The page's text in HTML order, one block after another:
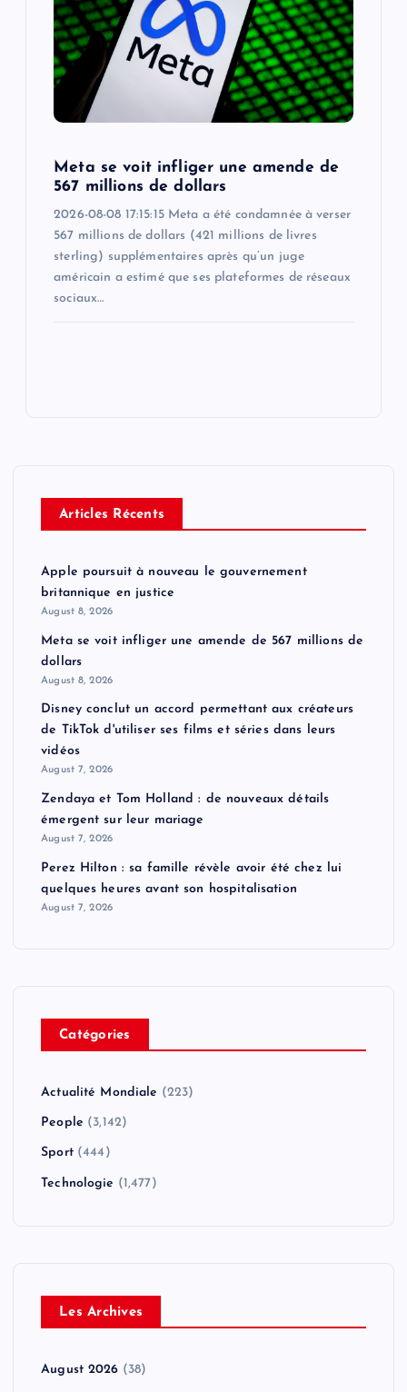
Meta se voit infliger une amende de
567 millions de dollars
2026-08-08 17:15:15 Meta a été condamnée à verser
567 millions de dollars (421 millions de livres
sterling) supplémentaires après qu’un juge
américain a estimé que ses plateformes de réseaux
sociaux…
Articles Récents
Apple poursuit à nouveau le gouvernement
britannique en justice
August 8, 2026
Meta se voit infliger une amende de 567 millions de
dollars
August 8, 2026
Disney conclut un accord permettant aux créateurs
de TikTok d'utiliser ses films et séries dans leurs
vidéos
August 7, 2026
Zendaya et Tom Holland : de nouveaux détails
émergent sur leur mariage
August 7, 2026
Perez Hilton : sa famille révèle avoir été chez lui
quelques heures avant son hospitalisation
August 7, 2026
Catégories
Actualité Mondiale (223)
People (3,142)
Sport(444)
Technologie (1,477)
Les Archives
August 2026 (38)